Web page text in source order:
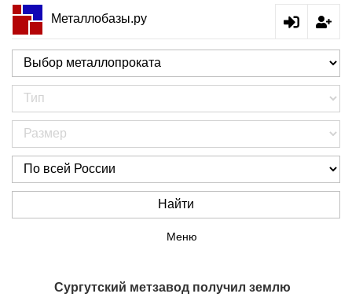
Металлобазы.ру
Найти
Меню
Сургутский метзавод получил землю